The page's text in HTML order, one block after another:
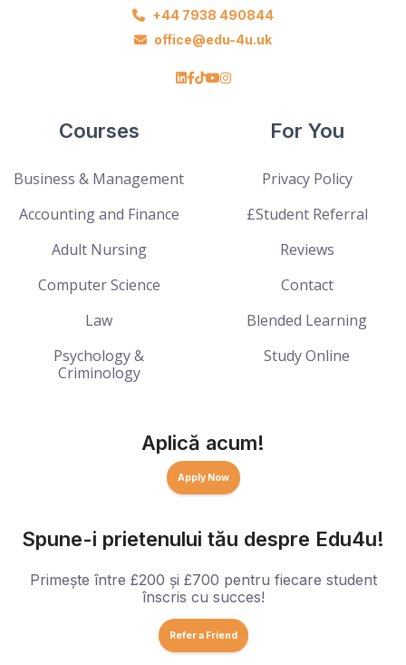
+44 7938 490844
office@edu-4u.uk
Courses
Business & Management
Accounting and Finance
Adult Nursing
Computer Science
Law
Psychology &
Criminology
For You
Privacy Policy
£Student Referral
Reviews
Contact
Blended Learning
Study Online
Aplică acum!
Apply Now
Spune-i prietenului tău despre Edu4u!
Primește între £200 și £700 pentru fiecare student
înscris cu succes!
Refer a Friend